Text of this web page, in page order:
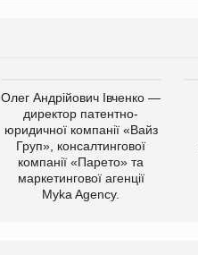
Олег Андрійович Івченко —
директор патентно-
юридичної компанії «Вайз
Груп», консалтингової
компанії «Парето» та
маркетингової агенції
Myka Agency.